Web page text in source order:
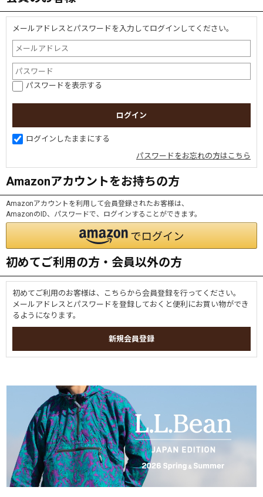
メールアドレスとパスワードを入力してログインしてください。
パスワードを表示する
ログインしたままにする
パスワードをお忘れの方はこちら
Amazonアカウントをお持ちの方
Amazonアカウントを利用して会員登録されたお客様は、
AmazonのID、パスワードで、ログインすることができます。
初めてご利用の方・会員以外の方
初めてご利用のお客様は、こちらから会員登録を行ってください。
メールアドレスとパスワードを登録しておくと便利にお買い物ができ
るようになります。